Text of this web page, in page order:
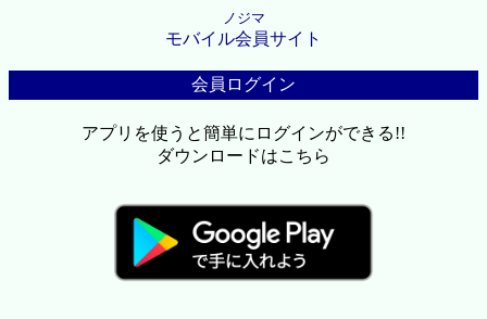
ノジマ
モバイル会員サイト
会員ログイン
アプリを使うと簡単にログインができる!!
ダウンロードはこちら